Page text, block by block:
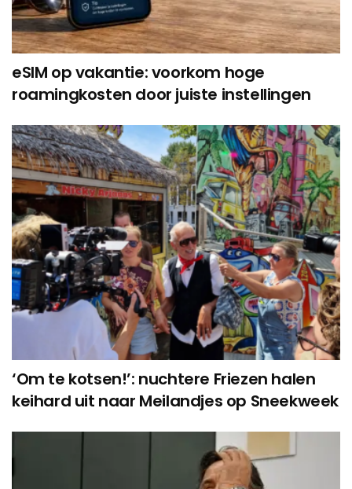
eSIM op vakantie: voorkom hoge
roamingkosten door juiste instellingen
‘Om te kotsen!’: nuchtere Friezen halen
keihard uit naar Meilandjes op Sneekweek